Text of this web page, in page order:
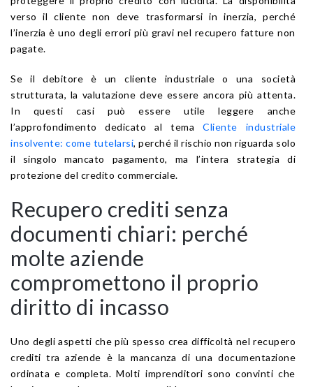
verso il cliente non deve trasformarsi in inerzia, perché
l’inerzia è uno degli errori più gravi nel recupero fatture non
pagate.
Se il debitore è un cliente industriale o una società
strutturata, la valutazione deve essere ancora più attenta.
In questi casi può essere utile leggere anche
l’approfondimento dedicato al temaCliente industriale
insolvente: come tutelarsi, perché il rischio non riguarda solo
il singolo mancato pagamento, ma l’intera strategia di
protezione del credito commerciale.
Recupero crediti senza
documenti chiari: perché
molte aziende
compromettono il proprio
diritto di incasso
Uno degli aspetti che più spesso crea difficoltà nel recupero
crediti tra aziende è la mancanza di una documentazione
ordinata e completa. Molti imprenditori sono convinti che